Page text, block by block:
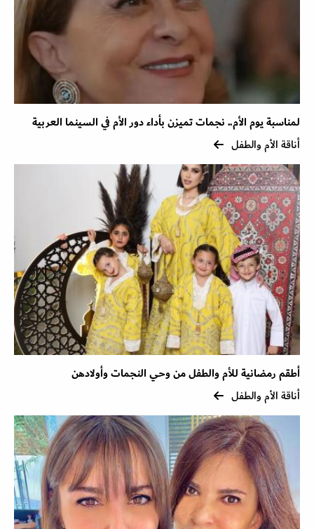
لمناسبة يوم الأم.. نجمات تميزن بأداء دور الأم في السينما العربية
أناقة الأم والطفل
أطقم رمضانية للأم والطفل من وحي النجمات وأولادهن
أناقة الأم والطفل